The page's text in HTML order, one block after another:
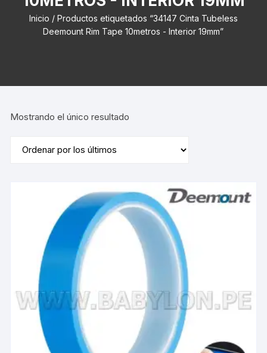
Inicio / Productos etiquetados “34147 Cinta Tubeless
Deemount Rim Tape 10metros - Interior 19mm”
Mostrando el único resultado